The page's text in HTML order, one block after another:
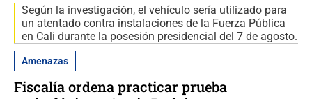
Según la investigación, el vehículo sería utilizado para
un atentado contra instalaciones de la Fuerza Pública
en Cali durante la posesión presidencial del 7 de agosto.
Amenazas
Fiscalía ordena practicar prueba